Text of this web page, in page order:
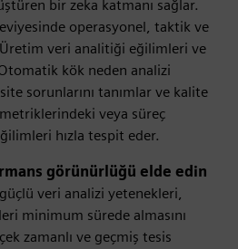
bir zeka katmanı sağlar.
operasyonel, taktik ve
veri analitiği eğilimleri ve
kök neden analizi
sorunlarını tanımlar ve kalite
veya süreç
hızla tespit eder.
görünürlüğü elde edin
veri analizi yetenekleri,
minimum sürede almasını
zamanlı ve geçmiş tesis